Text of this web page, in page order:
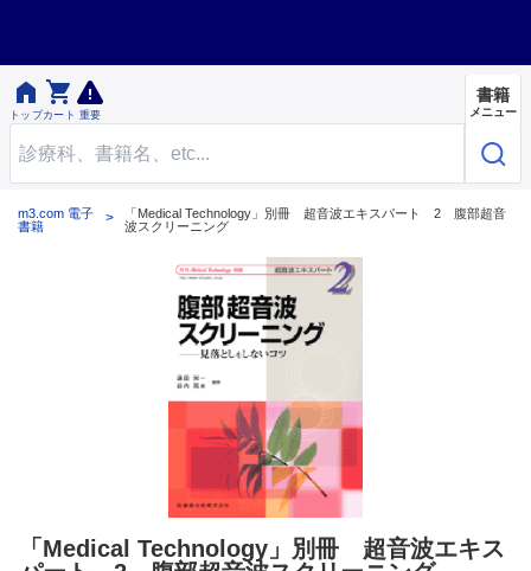

トップ

カート 重要
書籍
メニュー
m3.com 電子
書籍
「Medical Technology」別冊 超音波エキスパート 2 腹部超音
波スクリーニング
「Medical Technology」別冊 超音波エキス